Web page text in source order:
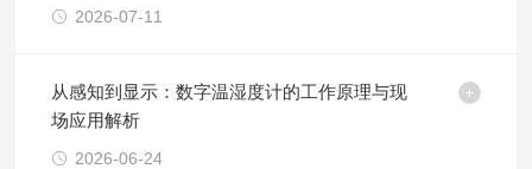
2026-07-11
从感知到显示：数字温湿度计的工作原理与现
场应用解析
2026-06-24